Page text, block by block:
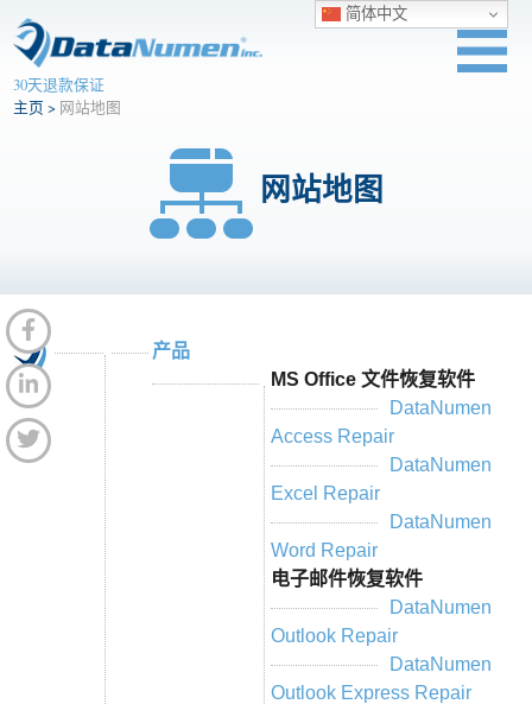
30天退款保证
主页 > 网站地图
网站地图
产品
MS Office 文件恢复软件
DataNumen
Access Repair
DataNumen
Excel Repair
DataNumen
Word Repair
电子邮件恢复软件
DataNumen
Outlook Repair
DataNumen
Outlook Express Repair
简体中文